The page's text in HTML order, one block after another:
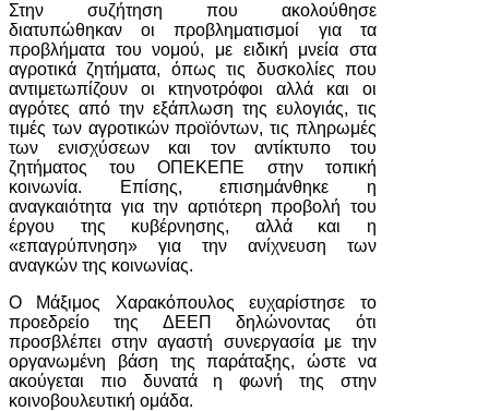
Στην συζήτηση που ακολούθησε
διατυπώθηκαν οι προβληματισμοί για τα
προβλήματα του νομού, με ειδική μνεία στα
αγροτικά ζητήματα, όπως τις δυσκολίες που
αντιμετωπίζουν οι κτηνοτρόφοι αλλά και οι
αγρότες από την εξάπλωση της ευλογιάς, τις
τιμές των αγροτικών προϊόντων, τις πληρωμές
των ενισχύσεων και τον αντίκτυπο του
ζητήματος του ΟΠΕΚΕΠΕ στην τοπική
κοινωνία. Επίσης, επισημάνθηκε η
αναγκαιότητα για την αρτιότερη προβολή του
έργου της κυβέρνησης, αλλά και η
«επαγρύπνηση» για την ανίχνευση των
αναγκών της κοινωνίας.
Ο Μάξιμος Χαρακόπουλος ευχαρίστησε το
προεδρείο της ΔΕΕΠ δηλώνοντας ότι
προσβλέπει στην αγαστή συνεργασία με την
οργανωμένη βάση της παράταξης, ώστε να
ακούγεται πιο δυνατά η φωνή της στην
κοινοβουλευτική ομάδα.